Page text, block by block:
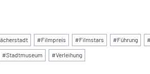
#Filmpreis #Filmstars #Führung #
#Stadtmuseum #Verleihung